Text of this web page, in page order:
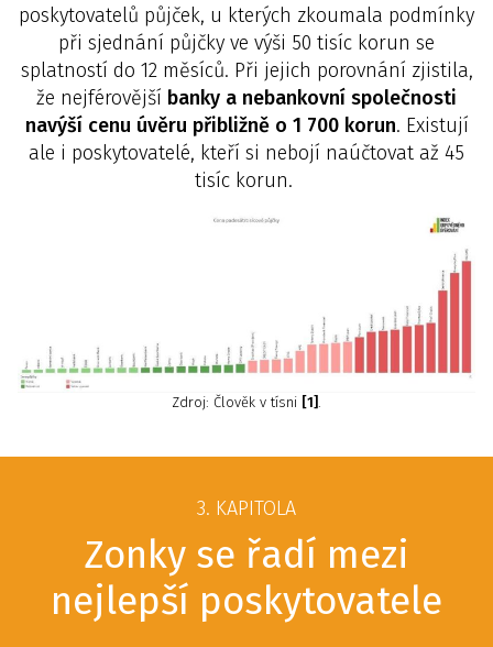
poskytovatelů půjček, u kterých zkoumala podmínky
při sjednání půjčky ve výši 50 tisíc korun se
splatností do 12 měsíců. Při jejich porovnání zjistila,
že nejférovější banky a nebankovní společnosti
navýší cenu úvěru přibližně o 1 700 korun. Existují
ale i poskytovatelé, kteří si nebojí naúčtovat až 45
tisíc korun.
Zdroj: Člověk v tísni [1].
3. KAPITOLA
Zonky se řadí mezi
nejlepší poskytovatele